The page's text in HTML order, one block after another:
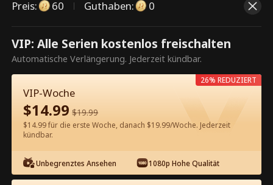
Dies ist eine kostenpflichtige
Episode. Bitte entsperren, um
weiterzusehen.
60Jetzt entsperren
Kostenlos in der App ansehen
Preis: 60 Guthaben: 0
VIP: Alle Serien kostenlos freischalten
Automatische Verlängerung. Jederzeit kündbar.
VIP-Woche
$14.99 $19.99
$14.99 für die erste Woche, danach $19.99/Woche. Jederzeit
kündbar.
Unbegrenztes Ansehen 1080p Hohe Qualität
26% REDUZIERT